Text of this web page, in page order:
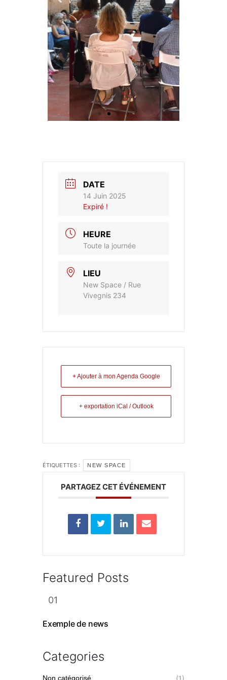
DATE
14 Juin 2025
Expiré !
HEURE
Toute la journée
LIEU
New Space / Rue
Vivegnis 234
+ Ajouter à mon Agenda Google
+ exportation iCal / Outlook
ÉTIQUETTES : NEW SPACE
PARTAGEZ CET ÉVÉNEMENT
Featured Posts
Exemple de news
Categories
Non catégorisé (1)